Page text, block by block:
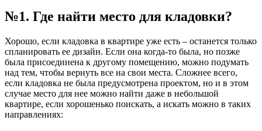
№1. Где найти место для кладовки?
Хорошо, если кладовка в квартире уже есть – останется только
спланировать ее дизайн. Если она когда-то была, но позже
была присоединена к другому помещению, можно подумать
над тем, чтобы вернуть все на свои места. Сложнее всего,
если кладовка не была предусмотрена проектом, но и в этом
случае место для нее можно найти даже в небольшой
квартире, если хорошенько поискать, а искать можно в таких
направлениях: